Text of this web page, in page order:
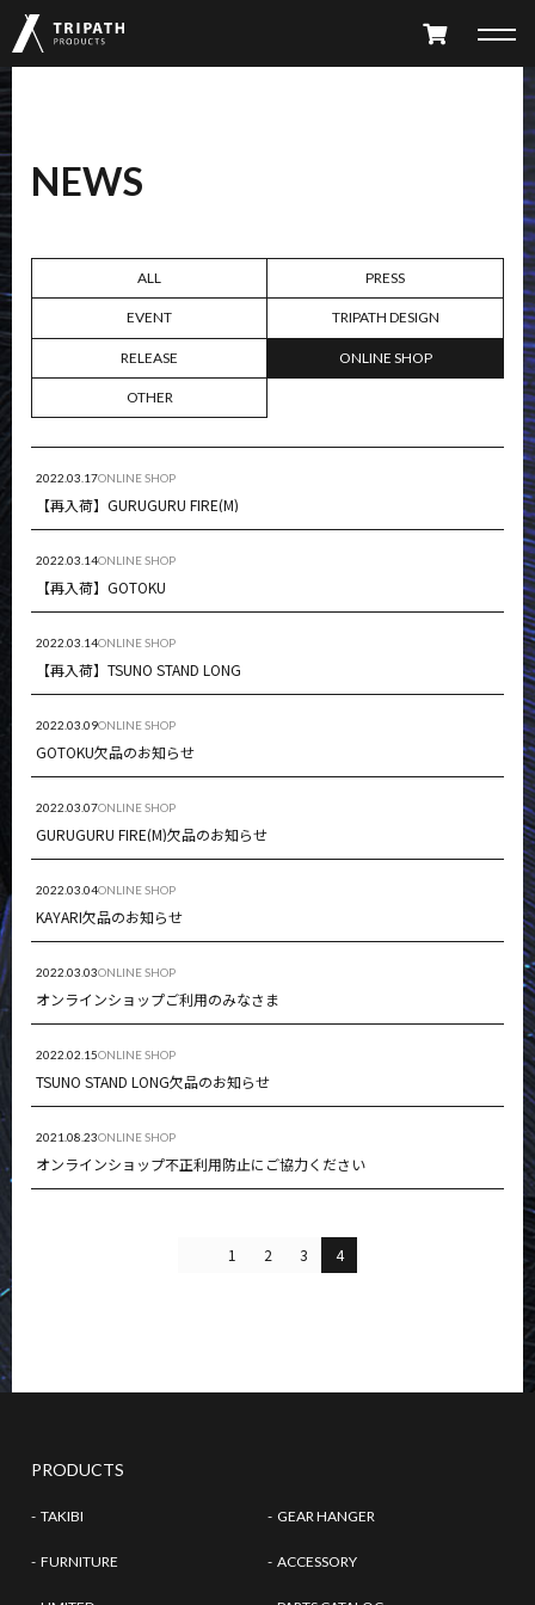
FURNITURE ACCESSORY
LIMITED ALL PRODUCTS
PARTS CATALOG
ABOUT
NEWS
ALL PRESS
EVENT TRIPATH DESIGN
RELEASE ONLINE SHOP
OTHER
2022.03.17ONLINE SHOP
【再入荷】GURUGURU FIRE(M)
2022.03.14ONLINE SHOP
【再入荷】GOTOKU
2022.03.14ONLINE SHOP
【再入荷】TSUNO STAND LONG
2022.03.09ONLINE SHOP
GOTOKU欠品のお知らせ
2022.03.07ONLINE SHOP
GURUGURU FIRE(M)欠品のお知らせ
2022.03.04ONLINE SHOP
KAYARI欠品のお知らせ
2022.03.03ONLINE SHOP
オンラインショップご利用のみなさま
2022.02.15ONLINE SHOP
TSUNO STAND LONG欠品のお知らせ
2021.08.23ONLINE SHOP
オンラインショップ不正利用防止にご協力ください
1 2 3 4
PRODUCTS
TAKIBI GEAR HANGER
FURNITURE ACCESSORY